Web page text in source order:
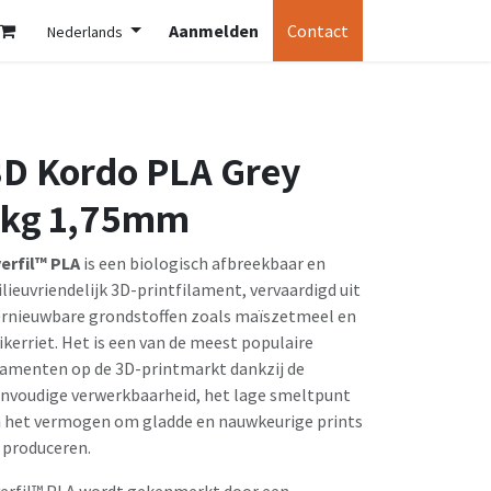
Nederlands Aanmelden Contact
Kordo PLA Grey
1,75mm
PLAis een biologisch afbreekbaar en
3D-printfilament, vervaardigd uit
grondstoffen zoals maïszetmeel en
Het is een van de meest populaire
op de 3D-printmarkt dankzij de
verwerkbaarheid, het lage smeltpunt
het vermogen om gladde en nauwkeurige prints